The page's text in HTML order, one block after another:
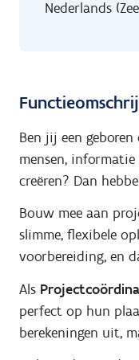
Nederlands
Ben jij een
mensen,
creëren? Dan
Bouw mee aan
slimme, flexibele
voorbereiding, en
Als
perfect op hun
berekeningen uit,